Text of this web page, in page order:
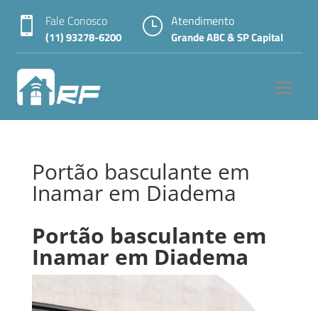
 Fale Conosco
(11) 93278-6200
} Atendimento
Grande ABC & SP Capital
Portão basculante em
Inamar em Diadema
Portão basculante em
Inamar em Diadema